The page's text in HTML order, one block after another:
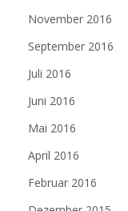
November 2016
September 2016
Juli 2016
Juni 2016
Mai 2016
April 2016
Februar 2016